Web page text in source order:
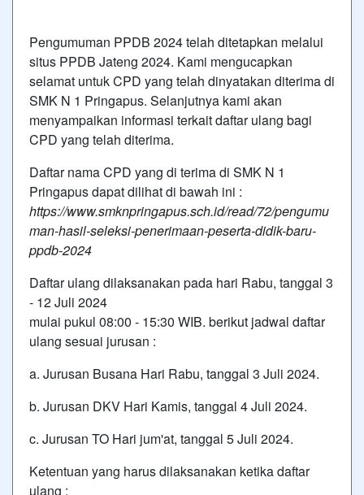
Pengumuman PPDB 2024 telah ditetapkan melalui
situs PPDB Jateng 2024. Kami mengucapkan
selamat untuk CPD yang telah dinyatakan diterima di
SMK N 1 Pringapus. Selanjutnya kami akan
menyampaikan informasi terkait daftar ulang bagi
CPD yang telah diterima.
Daftar nama CPD yang di terima di SMK N 1
Pringapus dapat dilihat di bawah ini :
https://www.smknpringapus.sch.id/read/72/pengumu
man-hasil-seleksi-penerimaan-peserta-didik-baru-
ppdb-2024
Daftar ulang dilaksanakan pada hari Rabu, tanggal 3
- 12 Juli 2024
mulai pukul 08:00 - 15:30 WIB. berikut jadwal daftar
ulang sesuai jurusan :
a. Jurusan Busana Hari Rabu, tanggal 3 Juli 2024.
b. Jurusan DKV Hari Kamis, tanggal 4 Juli 2024.
c. Jurusan TO Hari jum'at, tanggal 5 Juli 2024.
Ketentuan yang harus dilaksanakan ketika daftar
ulang :